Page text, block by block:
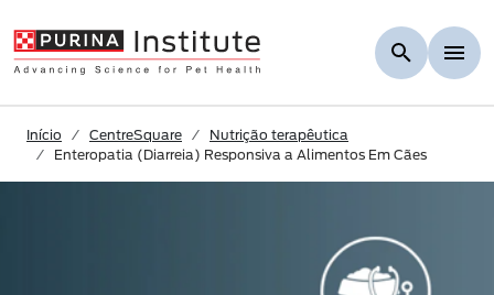
Início CentreSquare
Nutrição terapêutica
Enteropatia (Diarreia) Responsiva a Alimentos Em Cães